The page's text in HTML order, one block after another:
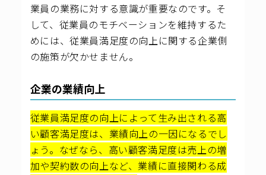
業員の業務に対する意識が重要なのです。そ
して、従業員のモチベーションを維持するた
めには、従業員満足度の向上に関する企業側
の施策が欠かせません。
企業の業績向上
従業員満足度の向上によって生み出される高
い顧客満足度は、業績向上の一因になるでし
ょう。なぜなら、高い顧客満足度は売上の増
加や契約数の向上など、業績に直接関わる成